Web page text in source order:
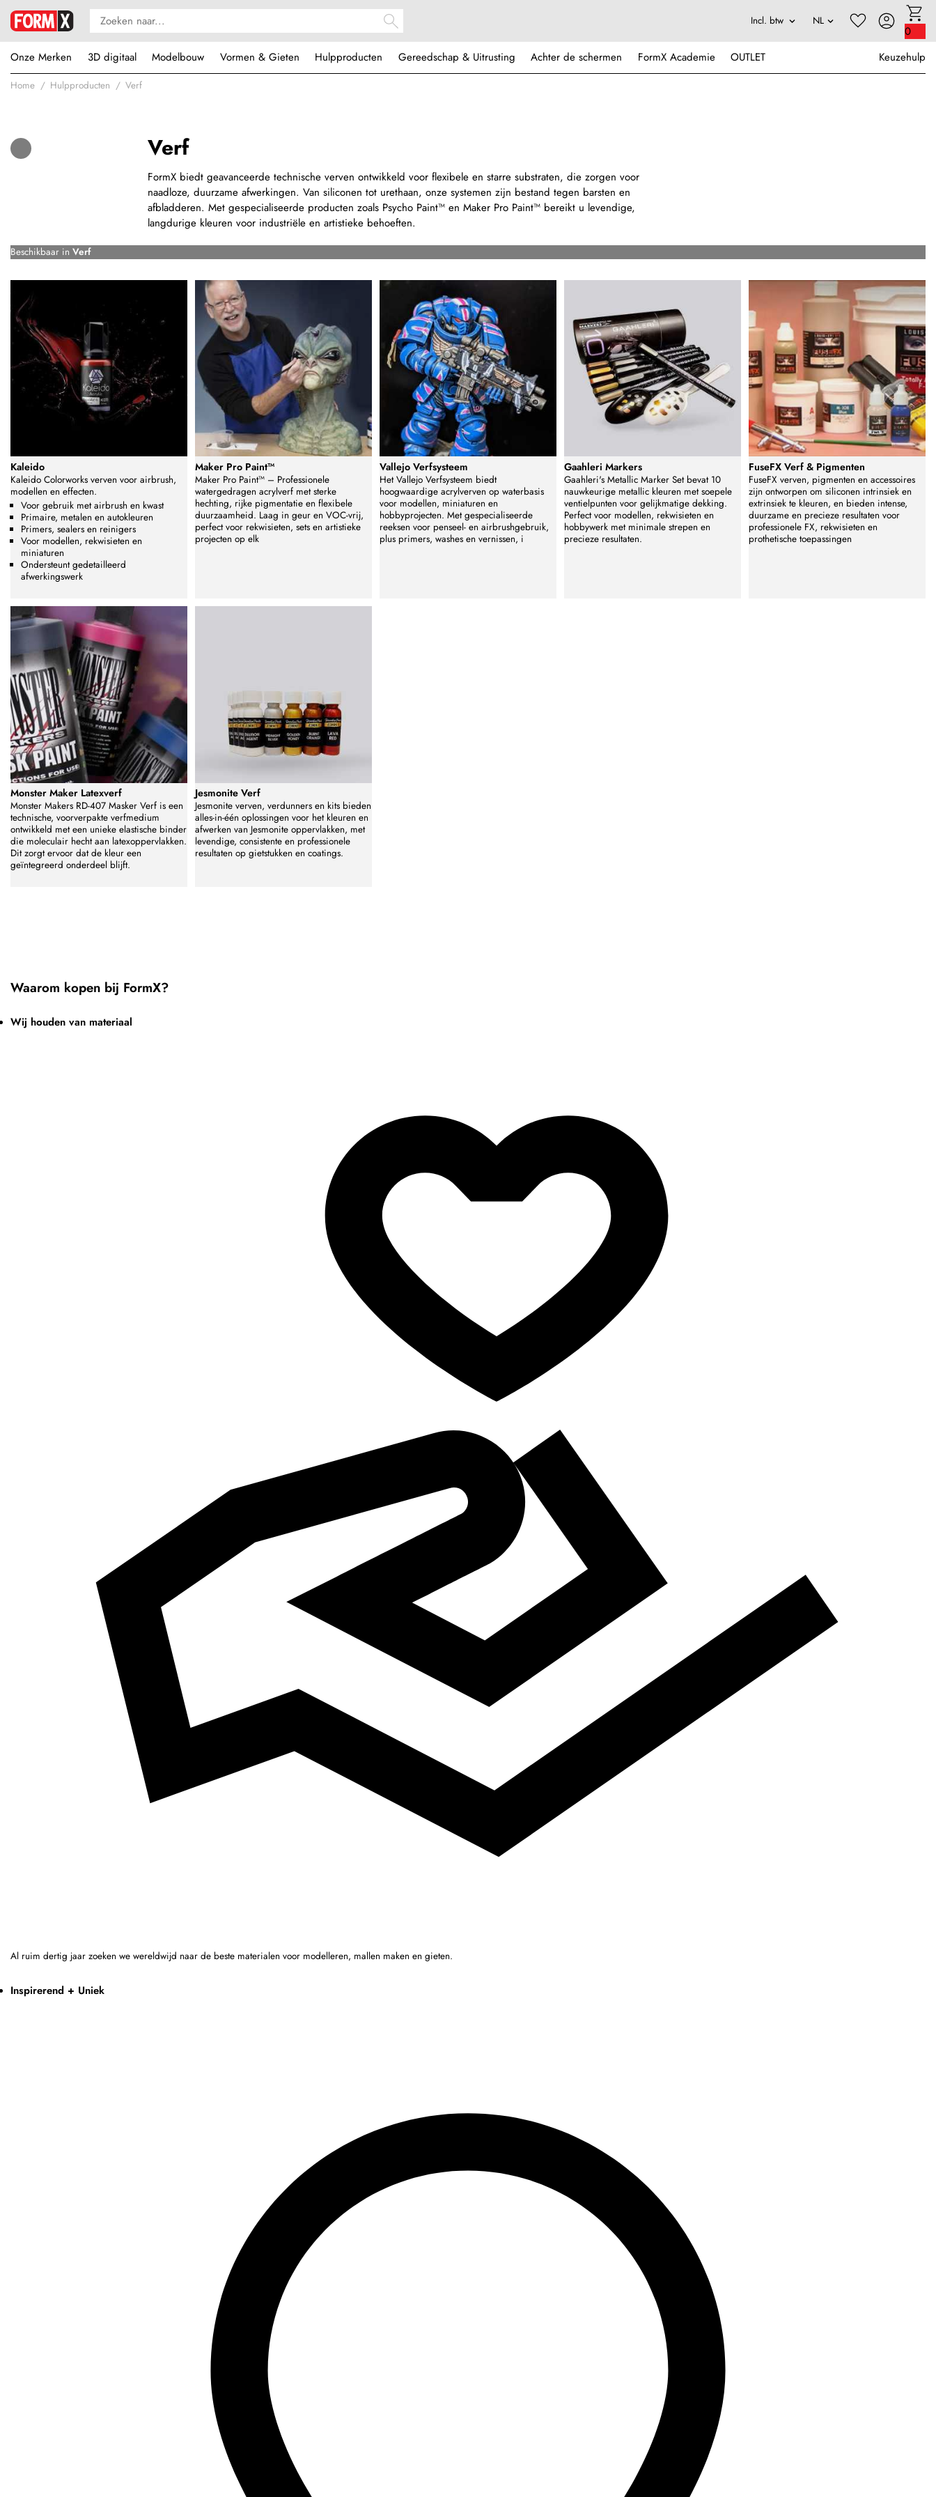
0
Onze Merken
3D digitaal Modelbouw Vormen & Gieten Hulpproducten Gereedschap & Uitrusting Achter de schermen FormX Academie OUTLET Keuzehulp
Home Hulpproducten Verf
Verf
FormX biedt geavanceerde technische verven ontwikkeld voor flexibele en starre substraten, die zorgen voor
naadloze, duurzame afwerkingen. Van siliconen tot urethaan, onze systemen zijn bestand tegen barsten en
afbladderen. Met gespecialiseerde producten zoals Psycho Paint™ en Maker Pro Paint™ bereikt u levendige,
langdurige kleuren voor industriële en artistieke behoeften.
Beschikbaar in Verf
Kaleido
Kaleido Colorworks verven voor airbrush,
modellen en effecten.
Voor gebruik met airbrush en kwast
Primaire, metalen en autokleuren
Primers, sealers en reinigers
Voor modellen, rekwisieten en
miniaturen
Ondersteunt gedetailleerd
afwerkingswerk
Maker Pro Paint™
Maker Pro Paint™ – Professionele
watergedragen acrylverf met sterke
hechting, rijke pigmentatie en flexibele
duurzaamheid. Laag in geur en VOC-vrij,
perfect voor rekwisieten, sets en artistieke
projecten op elk
Vallejo Verfsysteem
Het Vallejo Verfsysteem biedt
hoogwaardige acrylverven op waterbasis
voor modellen, miniaturen en
hobbyprojecten. Met gespecialiseerde
reeksen voor penseel- en airbrushgebruik,
plus primers, washes en vernissen, i
Gaahleri Markers
Gaahleri's Metallic Marker Set bevat 10
nauwkeurige metallic kleuren met soepele
ventielpunten voor gelijkmatige dekking.
Perfect voor modellen, rekwisieten en
hobbywerk met minimale strepen en
precieze resultaten.
FuseFX Verf & Pigmenten
FuseFX verven, pigmenten en accessoires
zijn ontworpen om siliconen intrinsiek en
extrinsiek te kleuren, en bieden intense,
duurzame en precieze resultaten voor
professionele FX, rekwisieten en
prothetische toepassingen
Monster Maker Latexverf
Monster Makers RD-407 Masker Verf is een
technische, voorverpakte verfmedium
ontwikkeld met een unieke elastische binder
die moleculair hecht aan latexoppervlakken.
Dit zorgt ervoor dat de kleur een
geïntegreerd onderdeel blijft.
Jesmonite Verf
Jesmonite verven, verdunners en kits bieden
alles-in-één oplossingen voor het kleuren en
afwerken van Jesmonite oppervlakken, met
levendige, consistente en professionele
resultaten op gietstukken en coatings.
Waarom kopen bij FormX?
Wij houden van materiaal
Al ruim dertig jaar zoeken we wereldwijd naar de beste materialen voor modelleren, mallen maken en gieten.
Inspirerend + Uniek